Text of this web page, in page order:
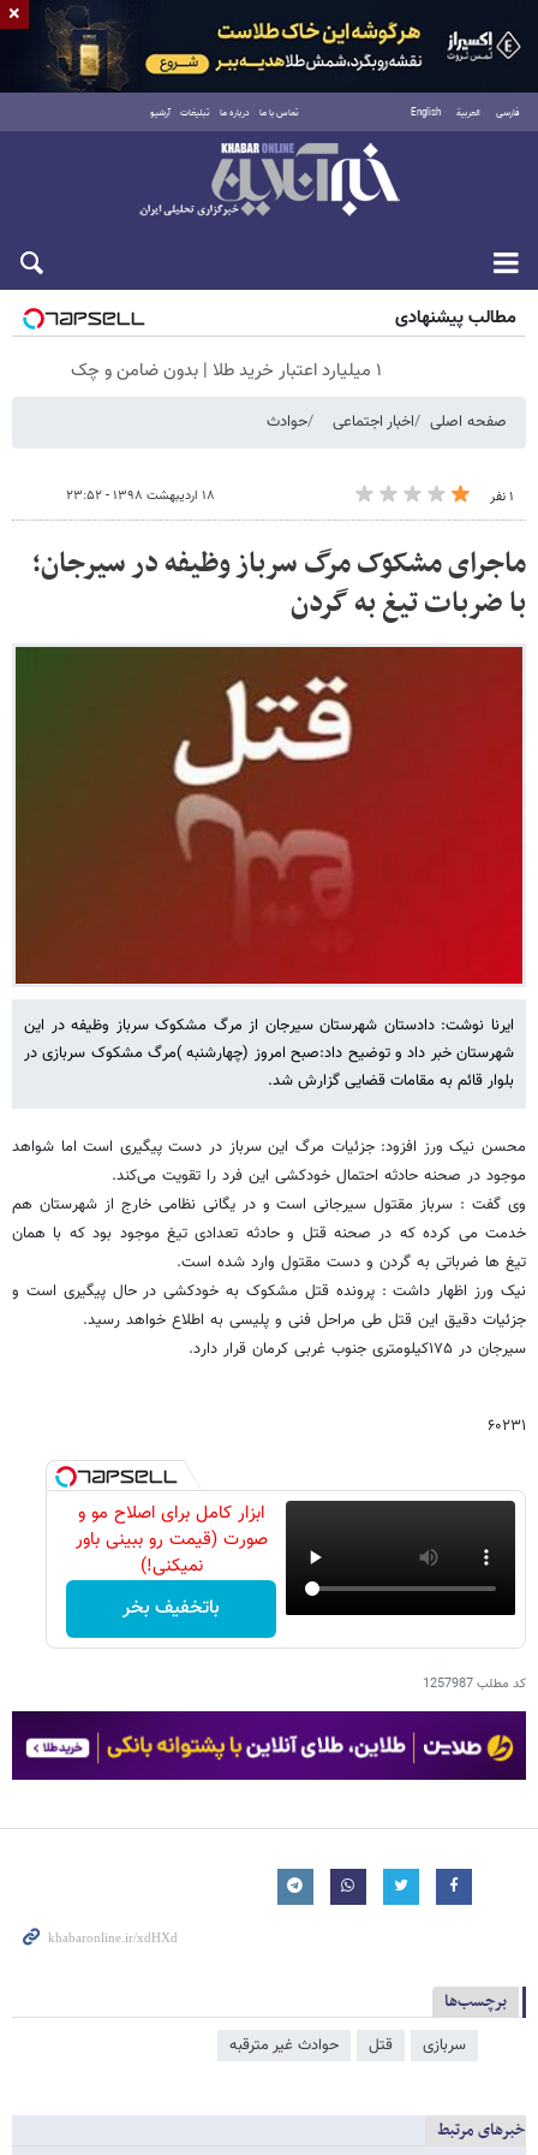
فارسی العربية English تماس با ما درباره ما تبلیغات آرشیو
جمعه ۱۶ مرداد ۱۴۰۵
مطالب پیشنهادی
۱ میلیارد اعتبار خرید طلا | بدون ضامن و چک
صفحه اصلی اخبار اجتماعی حوادث
۱ نفر ۱۸ اردیبهشت ۱۳۹۸ - ۲۳:۵۲
ماجرای مشکوک مرگ سرباز وظیفه در سیرجان؛
با ضربات تیغ به گردن
ایرنا نوشت: دادستان شهرستان سیرجان از مرگ مشکوک سرباز وظیفه در این
شهرستان خبر داد و توضیح داد:صبح امروز (چهارشنبه )مرگ مشکوک سربازی در
بلوار قائم به مقامات قضایی گزارش شد.
محسن نیک ورز افزود: جزئیات مرگ این سرباز در دست پیگیری است اما شواهد
موجود در صحنه حادثه احتمال خودکشی این فرد را تقویت می‌کند.
وی گفت : سرباز مقتول سیرجانی است و در یگانی نظامی خارج از شهرستان هم
خدمت می کرده که در صحنه قتل و حادثه تعدادی تیغ موجود بود که با همان
تیغ ها ضرباتی به گردن و دست مقتول وارد شده است.
نیک ورز اظهار داشت : پرونده قتل مشکوک به خودکشی در حال پیگیری است و
جزئیات دقیق این قتل طی مراحل فنی و پلیسی به اطلاع خواهد رسید.
سیرجان در ۱۷۵کیلومتری جنوب غربی کرمان قرار دارد.
۶۰۲۳۱
ابزار کامل برای اصلاح مو و
صورت (قیمت رو ببینی باور
نمیکنی!)
باتخفیف بخر
کد مطلب1257987
برچسب‌ها
سربازی قتل حوادث غیر مترقبه
خبرهای مرتبط
×